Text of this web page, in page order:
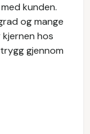
kunden.
og mange
hos
gjennom